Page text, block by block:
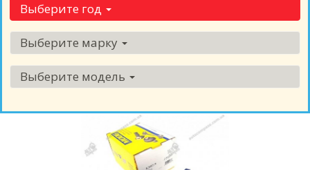
Выберите год
Выберите марку
Выберите модель